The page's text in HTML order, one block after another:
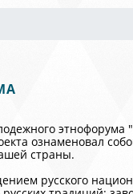
этнофорума
ознаменовал
страны.
русского